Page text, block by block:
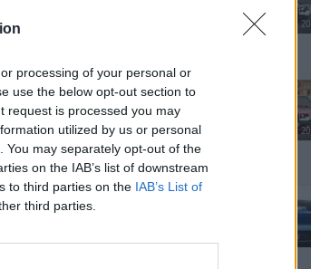
processing of your personal or
use the below opt-out section to
request is processed you may
utilized by us or personal
may separately opt-out of the
on the IAB’s list of downstream
to third parties on the IAB’s List of
third parties.
20
20